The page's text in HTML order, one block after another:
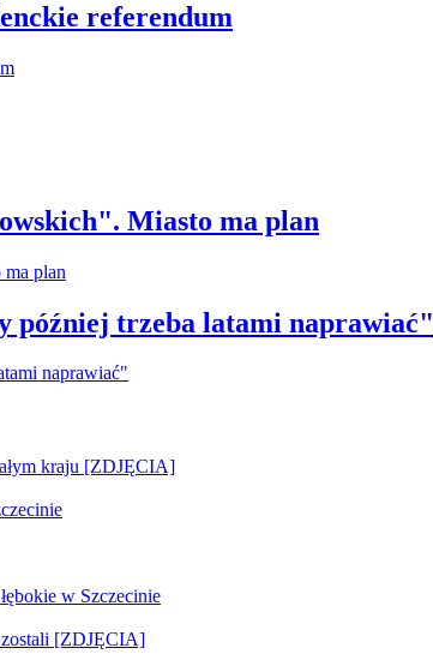
referendum
Miasto ma plan
później trzeba latami naprawiać"
kraju [ZDJĘCIA]
w Szczecinie
zostali [ZDJĘCIA]